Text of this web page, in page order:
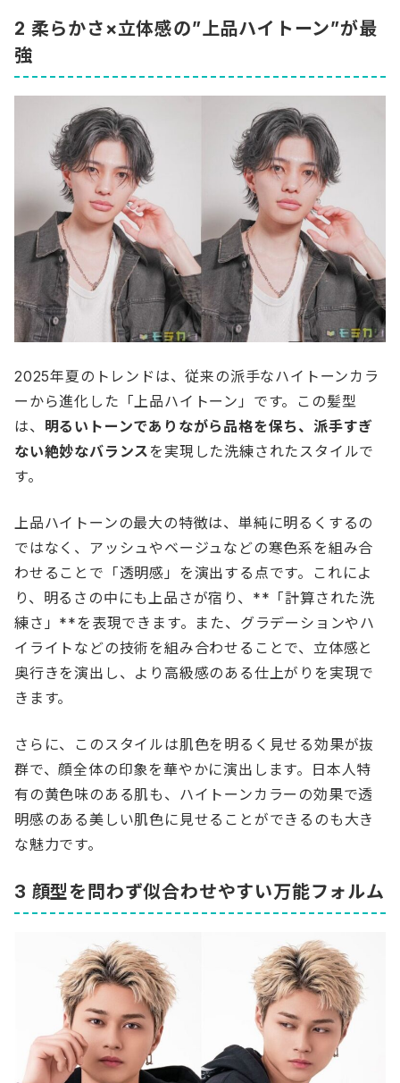
2 柔らかさ×立体感の”上品ハイトーン”が最
強
2025年夏のトレンドは、従来の派手なハイトーンカラ
ーから進化した「上品ハイトーン」です。この髪型
は、 明るいトーンでありながら品格を保ち、派手すぎ
ない絶妙なバランスを実現した洗練されたスタイルで
す。
上品ハイトーンの最大の特徴は、単純に明るくするの
ではなく、アッシュやベージュなどの寒色系を組み合
わせることで「透明感」を演出する点です。これによ
り、明るさの中にも上品さが宿り、**「計算された洗
練さ」**を表現できます。また、グラデーションやハ
イライトなどの技術を組み合わせることで、立体感と
奥行きを演出し、より高級感のある仕上がりを実現で
きます。
さらに、このスタイルは肌色を明るく見せる効果が抜
群で、顔全体の印象を華やかに演出します。日本人特
有の黄色味のある肌も、ハイトーンカラーの効果で透
明感のある美しい肌色に見せることができるのも大き
な魅力です。
3 顔型を問わず似合わせやすい万能フォルム